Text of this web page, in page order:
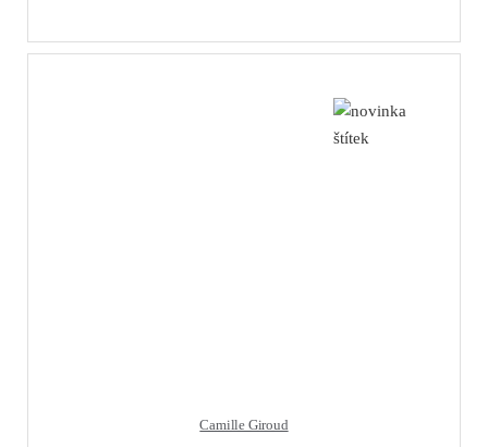
Camille Giroud